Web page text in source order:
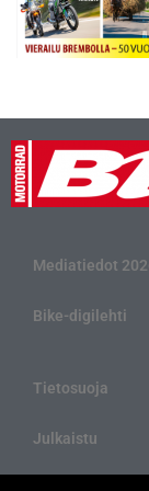
Mediatiedot
Bike-digilehti
Tietosuoja
Julkaistu